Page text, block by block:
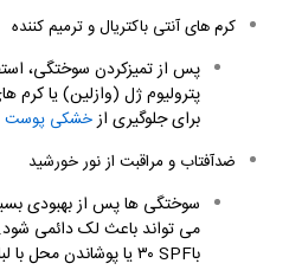
کرم های آنتی باکتریال و ترمیم کننده
پس از تمیزکردن سوختگی،
پترولیوم ژل (وازلین) یا
برای جلوگیری ازخشکی پوست
ضدآفتاب و مراقبت از نور خورشید
سوختگی ها پس از بهبودی
می تواند باعث لک دائمی
باSPF ۳۰یا پوشاندن محل با